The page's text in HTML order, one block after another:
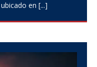
en [...]